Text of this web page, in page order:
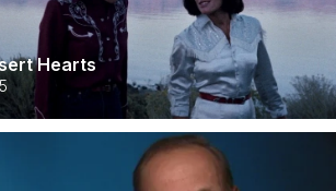
Hearts